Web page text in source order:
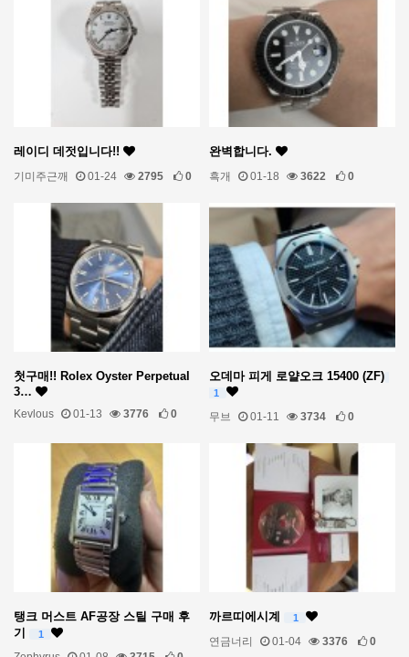
레이디 데젓입니다!!
기미주근깨 01-24 2795 0
완벽합니다.
흑개 01-18 3622 0
첫구매!! Rolex Oyster Perpetual
3…
Kevlous 01-13 3776 0
오데마 피게 로얄오크 15400 (ZF)
1
무브 01-11 3734 0
탱크 머스트 AF공장 스틸 구매 후
기
1
까르띠에시계 1
연금너리 01-04 3376 0